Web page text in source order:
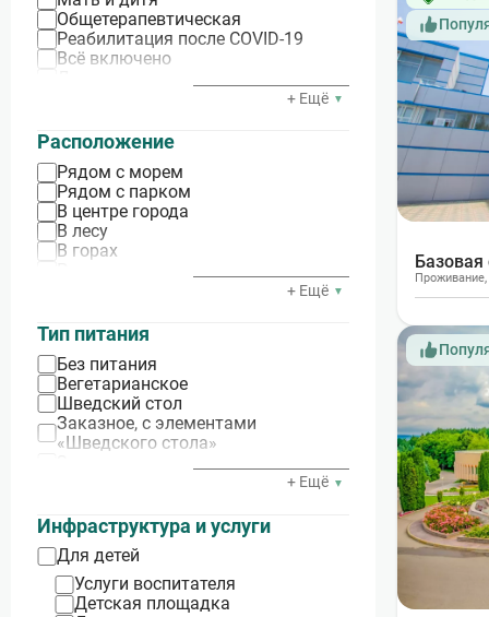
Ейск
Северный Кавказ
Ингушетия
Нальчик
Карачаево-Черкессия
Теберда
Дагестан
Махачкала
Серноводское
Адыгея
Красный Мост
Северная Осетия
Верхний Фиагдон
Судак
Севастополь
Евпатория
Алушта
Ялта
Стоматология
Урология
Эндокринная система
Общетерапевтическая
Реабилитация после COVID-19
Всё включено
Мужское здоровье
Check-Up (диагностическая)
Программа выходного дня
+ Ещё
Расположение
Рядом с морем
Рядом с парком
В центре города
В лесу
В горах
Рядом с курортным бульваром
+ Ещё
Тип питания
Без питания
Вегетарианское
Шведский стол
Заказное, с элементами
«Шведского стола»
Диетическое
Комплексное
Кошерное
1‑разовое
2‑разовое
+ Ещё
Инфраструктура и услуги
Для детей
Услуги воспитателя
Детская площадка
Проживание,